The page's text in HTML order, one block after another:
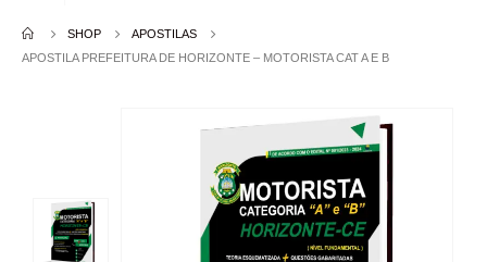
SHOP
APOSTILAS
APOSTILA PREFEITURA DE HORIZONTE – MOTORISTA CAT A E B